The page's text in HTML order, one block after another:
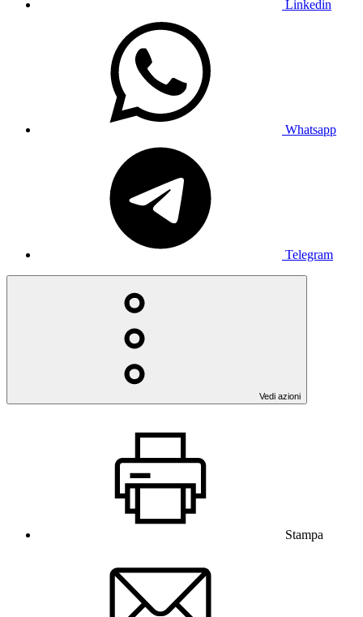
Linkedin
Whatsapp
Telegram
Vedi azioni
Stampa